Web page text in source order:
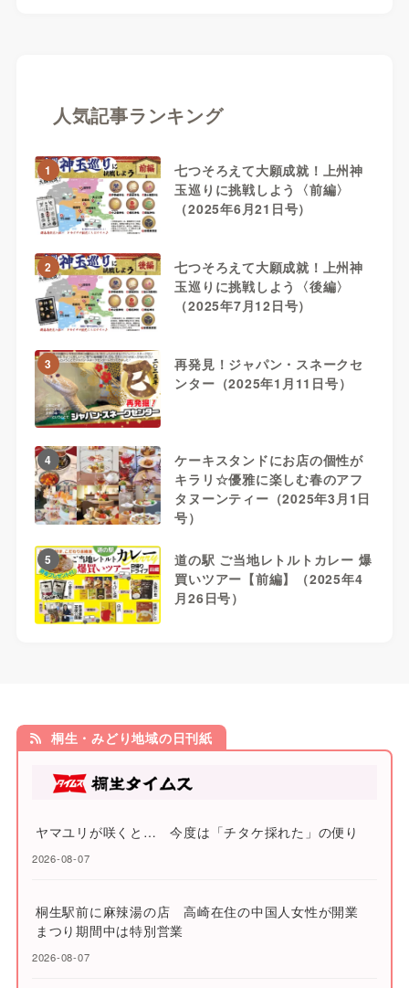
人気記事ランキング
1
七つそろえて大願成就！上州神
玉巡りに挑戦しよう〈前編〉
（2025年6月21日号）
2
七つそろえて大願成就！上州神
玉巡りに挑戦しよう〈後編〉
（2025年7月12日号）
3
再発見！ジャパン・スネークセ
ンター（2025年1月11日号）
4
ケーキスタンドにお店の個性が
キラリ☆優雅に楽しむ春のアフ
タヌーンティー（2025年3月1日
号）
5
道の駅 ご当地レトルトカレー 爆
買いツアー【前編】（2025年4
月26日号）
桐生・みどり地域の日刊紙
ヤマユリが咲くと… 今度は「チタケ採れた」の便り
2026-08-07
桐生駅前に麻辣湯の店 高崎在住の中国人女性が開業
まつり期間中は特別営業
2026-08-07